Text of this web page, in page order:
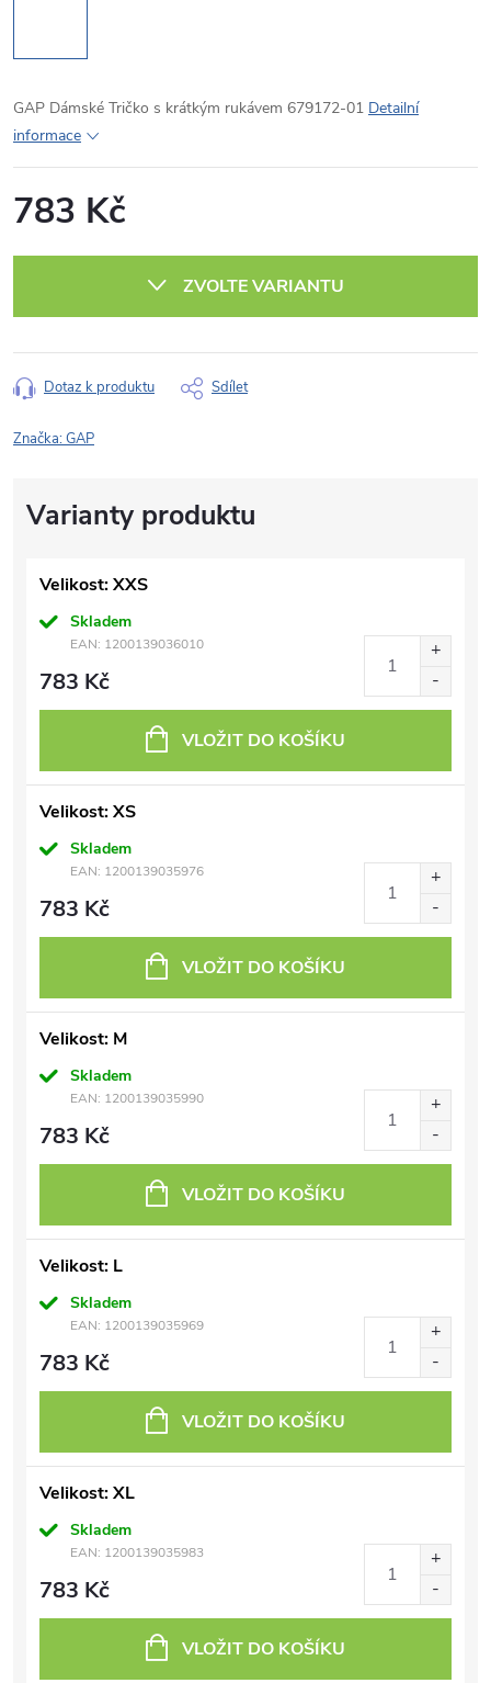
GAP Dámské Tričko s krátkým rukávem 679172-01 Detailní
informace
783 Kč
ZVOLTE VARIANTU
Dotaz k produktu Sdílet
Značka:GAP
Velikost: XXS
Skladem
EAN: 1200139036010
783 Kč
VLOŽIT DO KOŠÍKU
Velikost: XS
Skladem
EAN: 1200139035976
783 Kč
VLOŽIT DO KOŠÍKU
Velikost: M
Skladem
EAN: 1200139035990
783 Kč
VLOŽIT DO KOŠÍKU
Velikost: L
Skladem
EAN: 1200139035969
783 Kč
VLOŽIT DO KOŠÍKU
Velikost: XL
Skladem
EAN: 1200139035983
783 Kč
VLOŽIT DO KOŠÍKU